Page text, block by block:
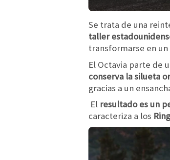
Se trata de una
taller
transformarse en
El Octavia parte de
conserva la silueta
gracias a un
El resultado es un
caracteriza a los